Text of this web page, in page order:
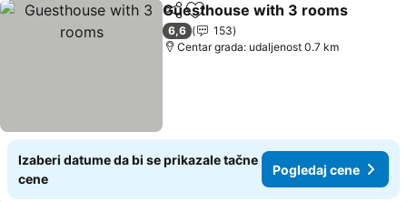
Deli Dodati u favorite
Guesthouse with 3 rooms
6,6
153
Centar grada: udaljenost 0.7 km
Izaberi datume da bi se prikazale tačne
cene
Pogledaj cene